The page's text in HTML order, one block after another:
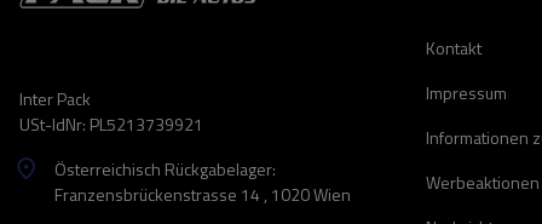
Inter Pack
USt-IdNr: PL5213739921
Österreichisch Rückgabelager:
Franzensbrückenstrasse 14 , 1020 Wien
Kontakt
Impressum
Informationen
Werbeaktionen